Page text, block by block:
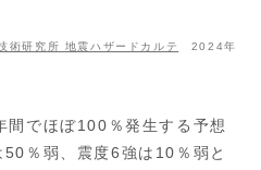
術研究所 地震ハザードカルテ
2024年
間でほぼ100％発生する予想
％弱、震度6強は10％弱と